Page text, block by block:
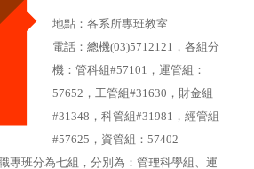
地點：各系所專班教室
電話：總機(03)5712121，各組分
機：管科組#57101，運管組：
57652，工管組#31630，財金組
#31348，科管組#31981，經管組
#57625，資管組：57402
專班分為七組，分別為：管理科學組、運